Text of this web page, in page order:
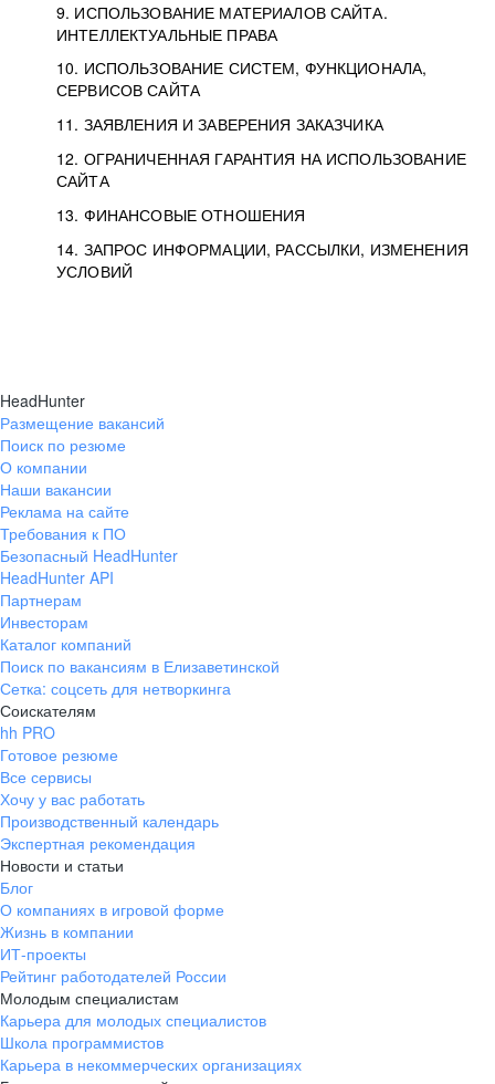
9. ИСПОЛЬЗОВАНИЕ МАТЕРИАЛОВ САЙТА.
ИНТЕЛЛЕКТУАЛЬНЫЕ ПРАВА
10. ИСПОЛЬЗОВАНИЕ СИСТЕМ, ФУНКЦИОНАЛА,
СЕРВИСОВ САЙТА
11. ЗАЯВЛЕНИЯ И ЗАВЕРЕНИЯ ЗАКАЗЧИКА
12. ОГРАНИЧЕННАЯ ГАРАНТИЯ НА ИСПОЛЬЗОВАНИЕ
САЙТА
13. ФИНАНСОВЫЕ ОТНОШЕНИЯ
14. ЗАПРОС ИНФОРМАЦИИ, РАССЫЛКИ, ИЗМЕНЕНИЯ
УСЛОВИЙ
HeadHunter
Размещение вакансий
Поиск по резюме
О компании
Наши вакансии
Реклама на сайте
Требования к ПО
Безопасный HeadHunter
HeadHunter API
Партнерам
Инвесторам
Каталог компаний
Поиск по вакансиям в Елизаветинской
Сетка: соцсеть для нетворкинга
Соискателям
hh PRO
Готовое резюме
Все сервисы
Хочу у вас работать
Производственный календарь
Экспертная рекомендация
Новости и статьи
Блог
О компаниях в игровой форме
Жизнь в компании
ИТ-проекты
Рейтинг работодателей России
Молодым специалистам
Карьера для молодых специалистов
Школа программистов
Карьера в некоммерческих организациях